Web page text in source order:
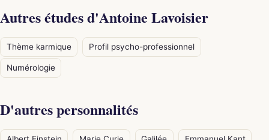
Autres études d'Antoine Lavoisier
Thème karmique Profil psycho-professionnel
Numérologie
D'autres personnalités